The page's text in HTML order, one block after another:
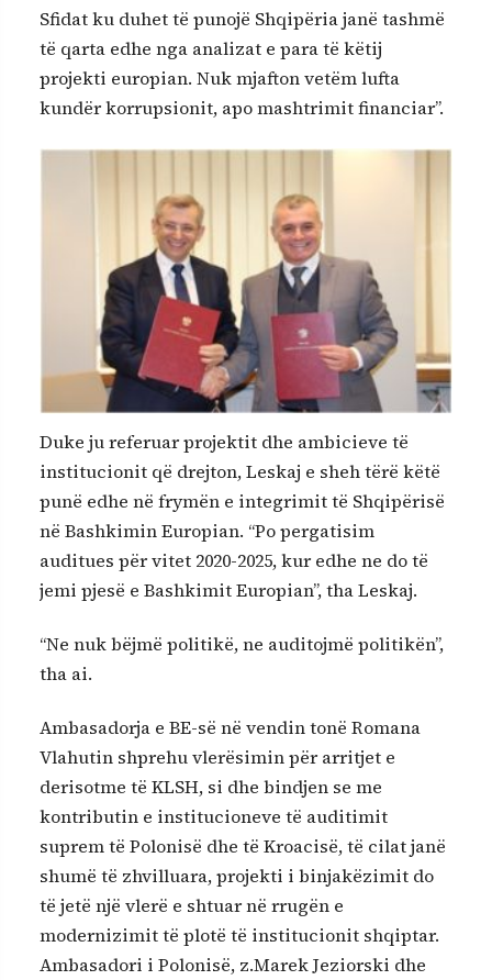
Sfidat ku duhet të punojë Shqipëria janë tashmë
të qarta edhe nga analizat e para të këtij
projekti europian. Nuk mjafton vetëm lufta
kundër korrupsionit, apo mashtrimit financiar”.
Duke ju referuar projektit dhe ambicieve të
institucionit që drejton, Leskaj e sheh tërë këtë
punë edhe në frymën e integrimit të Shqipërisë
në Bashkimin Europian. “Po pergatisim
auditues për vitet 2020-2025, kur edhe ne do të
jemi pjesë e Bashkimit Europian”, tha Leskaj.
“Ne nuk bëjmë politikë, ne auditojmë politikën”,
tha ai.
Ambasadorja e BE-së në vendin tonë Romana
Vlahutin shprehu vlerësimin për arritjet e
derisotme të KLSH, si dhe bindjen se me
kontributin e institucioneve të auditimit
suprem të Polonisë dhe të Kroacisë, të cilat janë
shumë të zhvilluara, projekti i binjakëzimit do
të jetë një vlerë e shtuar në rrugën e
modernizimit të plotë të institucionit shqiptar.
Ambasadori i Polonisë, z.Marek Jeziorski dhe